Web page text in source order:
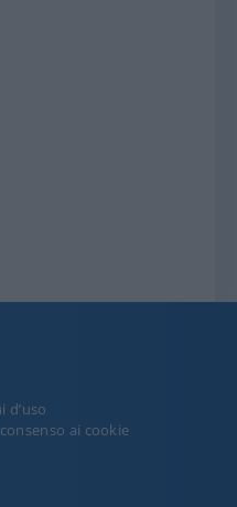
d’uso
ai cookie